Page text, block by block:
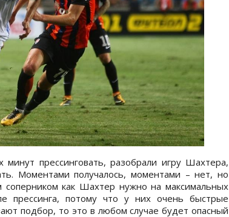
прессинговать, разобрали игру Шахтера,
Моментами получалось, моментами – нет, но
как Шахтер нужно на максимальных
прессинга, потому что у них очень быстрые
подбор, то это в любом случае будет опасный